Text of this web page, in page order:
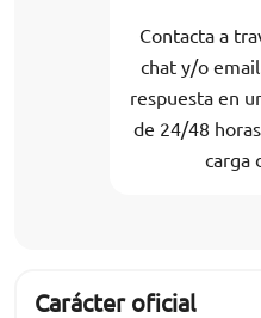
Contacta a
chat y/o
respuesta en
de 24/48
carga
Carácter oficial